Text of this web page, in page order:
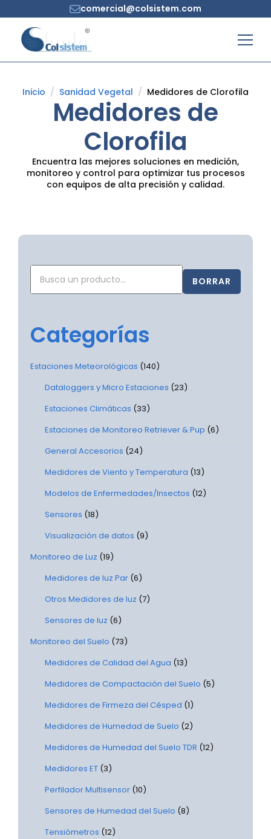
comercial@colsistem.com
Inicio Sanidad Vegetal Medidores de Clorofila
Medidores de
Clorofila
Encuentra las mejores soluciones en medición,
monitoreo y control para optimizar tus procesos
con equipos de alta precisión y calidad.
BORRAR
Categorías
Estaciones Meteorológicas (140)
Dataloggers y Micro Estaciones (23)
Estaciones Climáticas (33)
Estaciones de Monitoreo Retriever & Pup (6)
General Accesorios (24)
Medidores de Viento y Temperatura (13)
Modelos de Enfermedades/Insectos (12)
Sensores (18)
Visualización de datos (9)
Monitoreo de Luz (19)
Medidores de luz Par (6)
Otros Medidores de luz (7)
Sensores de luz (6)
Monitoreo del Suelo (73)
Medidores de Calidad del Agua (13)
Medidores de Compactación del Suelo (5)
Medidores de Firmeza del Césped (1)
Medidores de Humedad de Suelo (2)
Medidores de Humedad del Suelo TDR (12)
Medidores ET (3)
Perfilador Multisensor (10)
Sensores de Humedad del Suelo (8)
Tensiómetros (12)